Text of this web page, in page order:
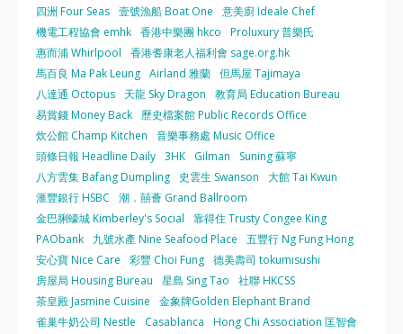
四洲 Four Seas 壹號漁船 Boat One
意美廚 Ideale Chef
機電工程協會 emhk 香港中樂團 hkco
Proluxury 普樂氏
惠而浦 Whirlpool
香港耆康老人福利會 sage.org.hk
馬百良 Ma Pak Leung Airland 雅蘭 但馬屋 Tajimaya
八達通 Octopus
天龍 Sky Dragon
教育局 Education Bureau
易賞錢 Money Back
歷史檔案館 Public Records Office
炊公館 Champ Kitchen
音樂事務處 Music Office
頭條日報 Headline Daily 3HK Gilman
Suning 蘇寧
八方雲集 Bafang Dumpling
史雲生 Swanson
大館 Tai Kwun
滙豐銀行 HSBC
潮．囍薈 Grand Ballroom
金巴脷蠔城 Kimberley's Social
靠得住 Trusty Congee King
PAObank
九號水產 Nine Seafood Place
五豐行 Ng Fung Hong
安心寶 Nice Care
彩豐 Choi Fung 德美壽司 tokumisushi
房屋局 Housing Bureau
星島 Sing Tao
社聯 HKCSS
茶皇殿 Jasmine Cuisine
金象牌Golden Elephant Brand
雀巢牛奶公司 Nestle
Casablanca
Hong Chi Association 匡智會